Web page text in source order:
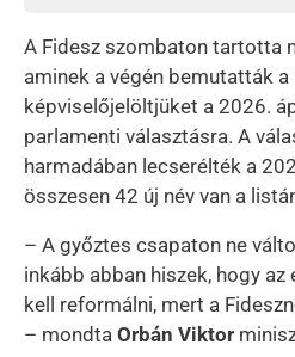
A Fidesz szombaton tartotta
aminek a végén bemutatták a
képviselőjelöltjüket a 2026.
parlamenti választásra. A
harmadában lecserélték a
összesen 42 új név van a
– A győztes csapaton ne
inkább abban hiszek, hogy
kell reformálni, mert a
– mondta Orbán Viktor